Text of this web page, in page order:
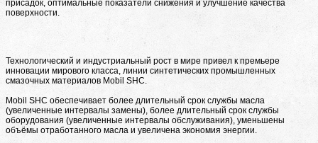
присадок, оптимальные показатели снижения и улучшение качества
поверхности.
Технологический и индустриальный рост в мире привел к премьере
инновации мирового класса, линии синтетических промышленных
смазочных материалов Mobil SHC.
Mobil SHC обеспечивает более длительный срок службы масла
(увеличенные интервалы замены), более длительный срок службы
оборудования (увеличенные интервалы обслуживания), уменьшены
объёмы отработанного масла и увеличена экономия энергии.